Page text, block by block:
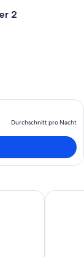
2
Durchschnitt pro Nacht
Tortuguero.
Casa